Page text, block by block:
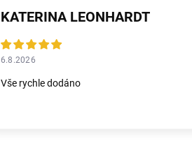
KATERINA LEONHARDT
6.8.2026
Vše rychle dodáno